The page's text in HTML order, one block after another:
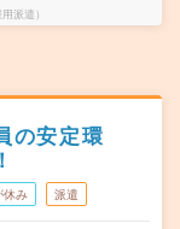
派遣）
の安定環
休み 派遣